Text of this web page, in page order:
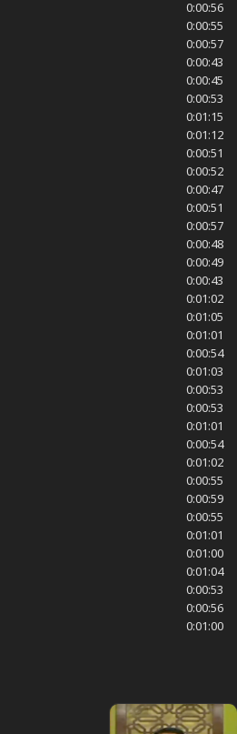
0:00:56
0:00:55
0:00:57
0:00:43
0:00:45
0:00:53
0:01:15
0:01:12
0:00:51
0:00:52
0:00:47
0:00:51
0:00:57
0:00:48
0:00:49
0:00:43
0:01:02
0:01:05
0:01:01
0:00:54
0:01:03
0:00:53
0:00:53
0:01:01
0:00:54
0:01:02
0:00:55
0:00:59
0:00:55
0:01:01
0:01:00
0:01:04
0:00:53
0:00:56
0:01:00